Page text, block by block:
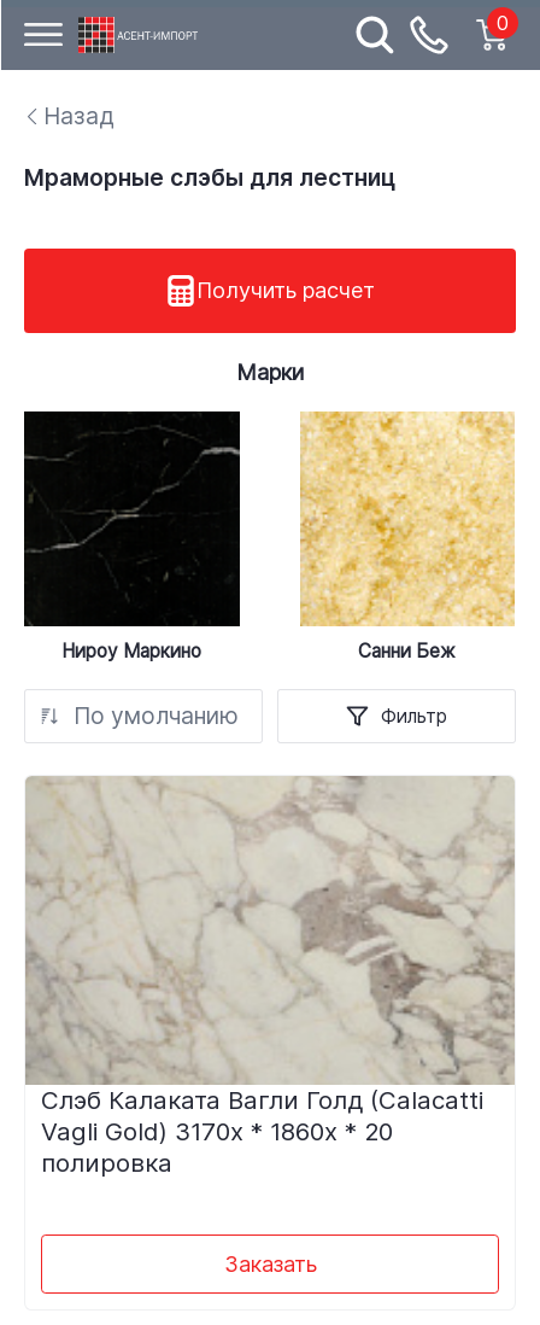
0
Назад
Мраморные слэбы для лестниц
Получить расчет
Марки
Нироу Маркино Санни Беж
По умолчанию Фильтр
Слэб Калаката Вагли Голд (Calacatti
Vagli Gold) 3170х * 1860х * 20
полировка
Заказать